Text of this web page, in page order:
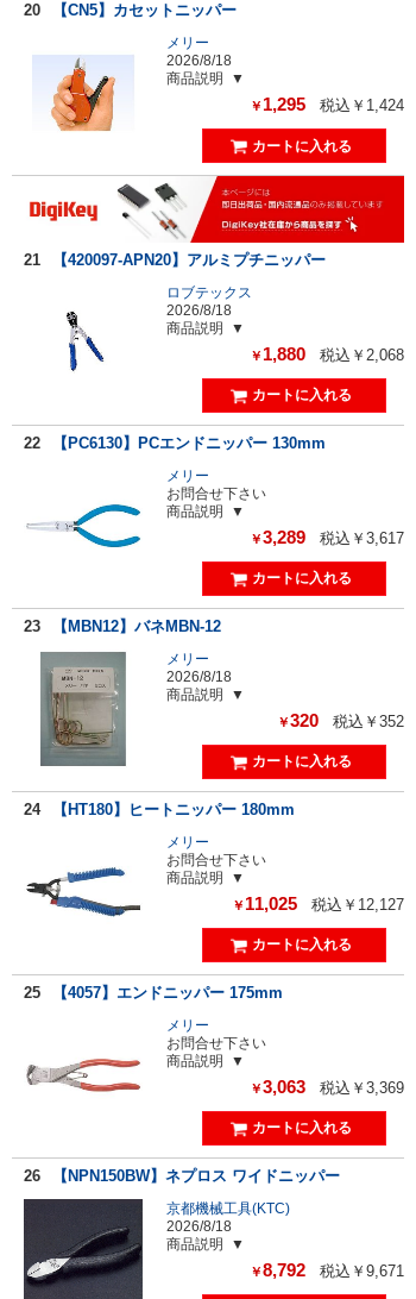
20 【CN5】カセットニッパー
メリー
2026/8/18
商品説明
￥ 1,295 税込￥1,424
21 【420097-APN20】アルミプチニッパー
ロブテックス
2026/8/18
商品説明
￥ 1,880 税込￥2,068
22 【PC6130】PCエンドニッパー 130mm
メリー
お問合せ下さい
商品説明
￥3,289 税込￥3,617
23 【MBN12】バネMBN-12
メリー
2026/8/18
商品説明
￥320 税込￥352
24 【HT180】ヒートニッパー 180mm
メリー
お問合せ下さい
商品説明
￥ 11,025 税込￥12,127
25 【4057】エンドニッパー 175mm
メリー
お問合せ下さい
商品説明
￥3,063 税込￥3,369
26 【NPN150BW】ネプロス ワイドニッパー
京都機械工具(KTC)
2026/8/18
商品説明
￥8,792 税込￥9,671